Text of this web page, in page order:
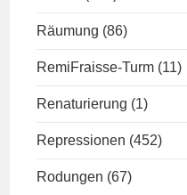
Räumung (86)
RemiFraisse-Turm (11)
Renaturierung (1)
Repressionen (452)
Rodungen (67)